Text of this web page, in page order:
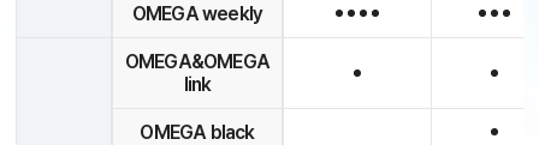
OMEGA weekly
OMEGA&OMEGA
link
OMEGA black